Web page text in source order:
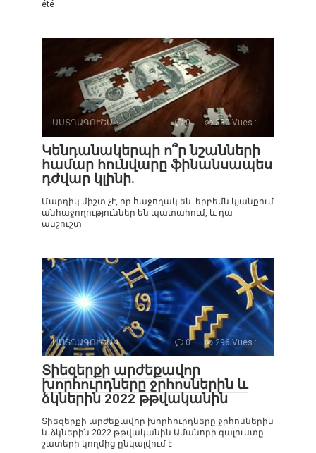
été
ԱՍՏՂԱԳՈՒՇԱԿ 0 330 Vues :
Կենդանակերպի ո՞ր նշանների
համար հունվարը ֆինանսապես
դժվար կլինի.
Մարդիկ միշտ չէ, որ հաջողակ են. երբեմն կյանքում
անհաջողություններ են պատահում, և դա
անշուշտ
ԱՍՏՂԱԳՈՒՇԱԿ 0 296 Vues :
Տիեզերքի արժեքավոր
խորհուրդները ջրհոսներին և
ձկներին 2022 թթվականին
Տիեզերքի արժեքավոր խորհուրդները ջրհոսներին
և ձկներին 2022 թթվականին Ամանորի գալուստը
շատերի կողմից ընկալվում է